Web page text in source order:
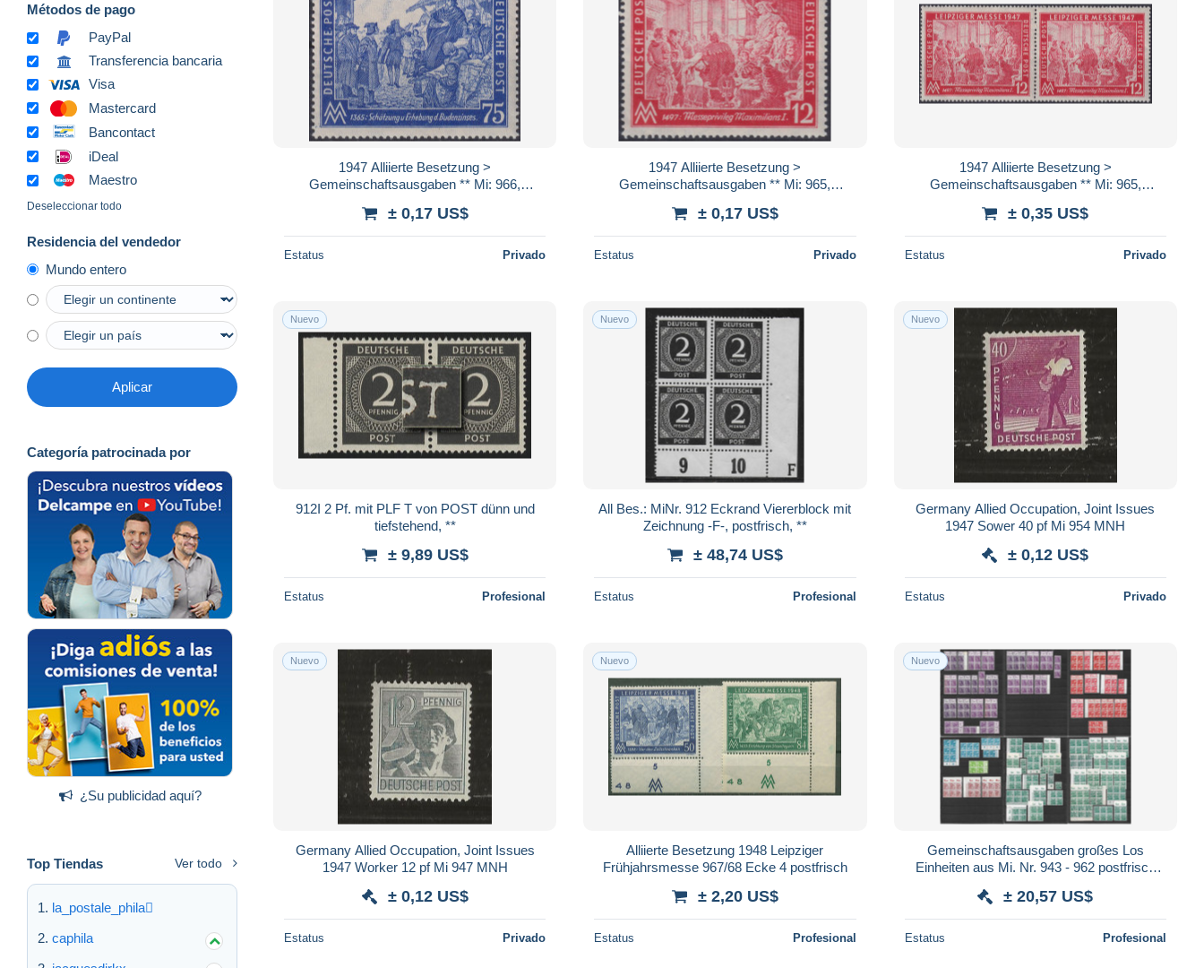
Métodos de pago
PayPal
Transferencia bancaria
Visa
Mastercard
Bancontact
iDeal
Maestro
Deseleccionar todo
Residencia del vendedor
Mundo entero
Aplicar
Categoría patrocinada por
¿Su publicidad aquí?
Top Tiendas Ver todo
la_postale_phila
caphila
1947 Alliierte Besetzung >
Gemeinschaftsausgaben ** Mi: 966,
± 0,17 US$
Estatus Privado
1947 Alliierte Besetzung >
Gemeinschaftsausgaben ** Mi: 965,
± 0,17 US$
Estatus Privado
1947 Alliierte Besetzung >
Gemeinschaftsausgaben ** Mi: 965,
± 0,35 US$
Estatus Privado
Nuevo
912I 2 Pf. mit PLF T von POST dünn und
tiefstehend, **
± 9,89 US$
Estatus Profesional
Nuevo
All Bes.: MiNr. 912 Eckrand Viererblock mit
Zeichnung -F-, postfrisch, **
± 48,74 US$
Estatus Profesional
Nuevo
Germany Allied Occupation, Joint Issues
1947 Sower 40 pf Mi 954 MNH
± 0,12 US$
Estatus Privado
Nuevo
Germany Allied Occupation, Joint Issues
1947 Worker 12 pf Mi 947 MNH
± 0,12 US$
Estatus Privado
Nuevo
Alliierte Besetzung 1948 Leipziger
Frühjahrsmesse 967/68 Ecke 4 postfrisch
± 2,20 US$
Estatus Profesional
Nuevo
Gemeinschaftsausgaben großes Los
Einheiten aus Mi. Nr. 943 - 962 postfrisch
± 20,57 US$
Estatus Profesional